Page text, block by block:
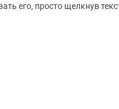
его, просто щелкнув